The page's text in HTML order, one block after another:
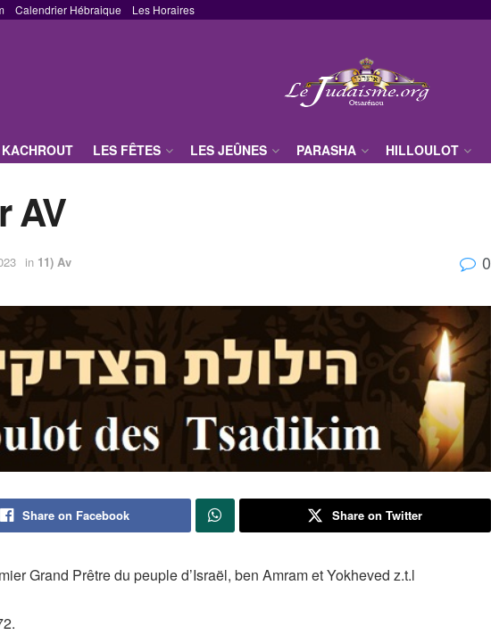
Calendrier Hébraique Les Horaires
KACHROUT LES FÊTES LES JEÛNES PARASHA HILLOULOT
AV
in 11) Av 0
Share on Facebook Share on Twitter
Grand Prêtre du peuple d’Israël, ben Amram et Yokheved z.t.l